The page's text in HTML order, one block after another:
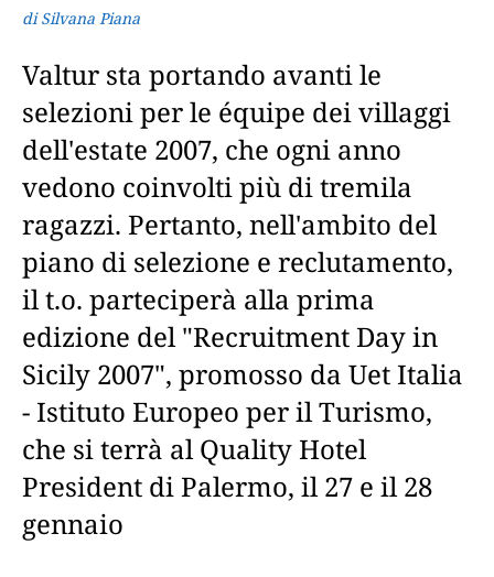
di Silvana Piana
Valtur sta portando avanti le
selezioni per le équipe dei villaggi
dell'estate 2007, che ogni anno
vedono coinvolti più di tremila
ragazzi. Pertanto, nell'ambito del
piano di selezione e reclutamento,
il t.o. parteciperà alla prima
edizione del "Recruitment Day in
Sicily 2007", promosso da Uet Italia
- Istituto Europeo per il Turismo,
che si terrà al Quality Hotel
President di Palermo, il 27 e il 28
gennaio